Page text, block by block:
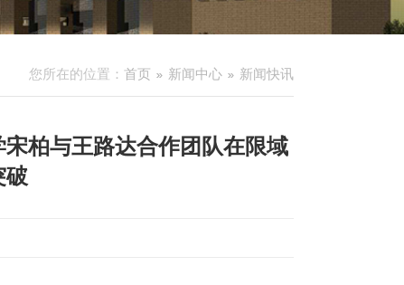
您所在的位置： 首页 新闻中心 新闻快讯
柏与王路达合作团队在限域
破